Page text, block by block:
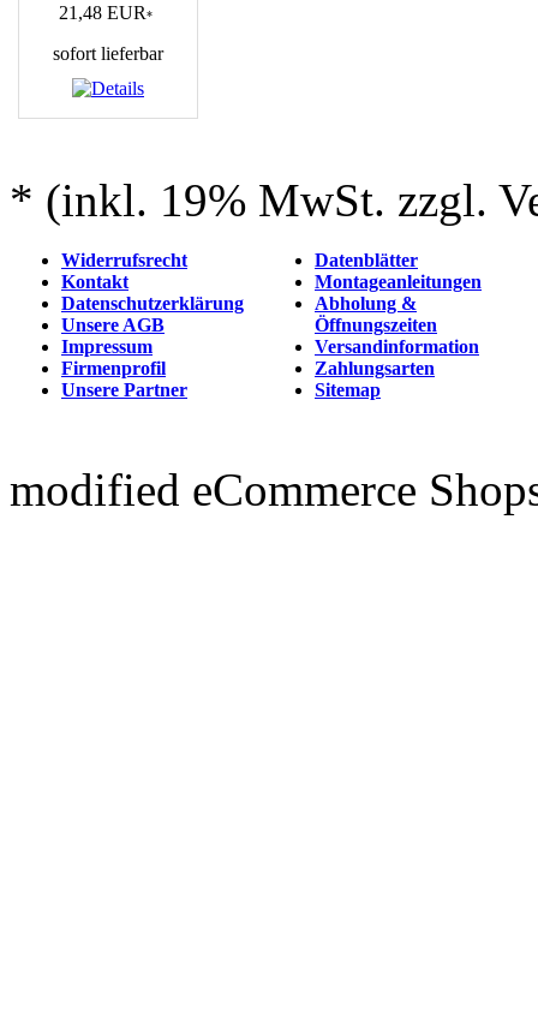
21,48 EUR*
sofort lieferbar
* (inkl. 19% MwSt. zzgl.
Widerrufsrecht
Kontakt
Datenschutzerklärung
Unsere AGB
Impressum
Firmenprofil
Unsere Partner
Datenblätter
Montageanleitungen
Abholung &
Öffnungszeiten
Versandinformation
Zahlungsarten
Sitemap
modified eCommerce